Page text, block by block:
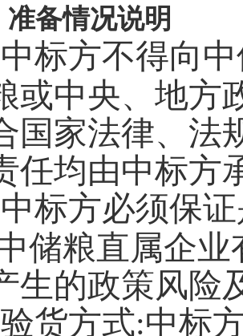
准备情况说明
标方不得向
或中央、地方
国家法律、法
任均由中标方
标方必须保
储粮直属企
生的政策风险
货方式:中标